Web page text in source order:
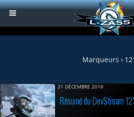
Marqueurs ›
21 DÉCEMBRE 2018
Résumé du DevStream 121